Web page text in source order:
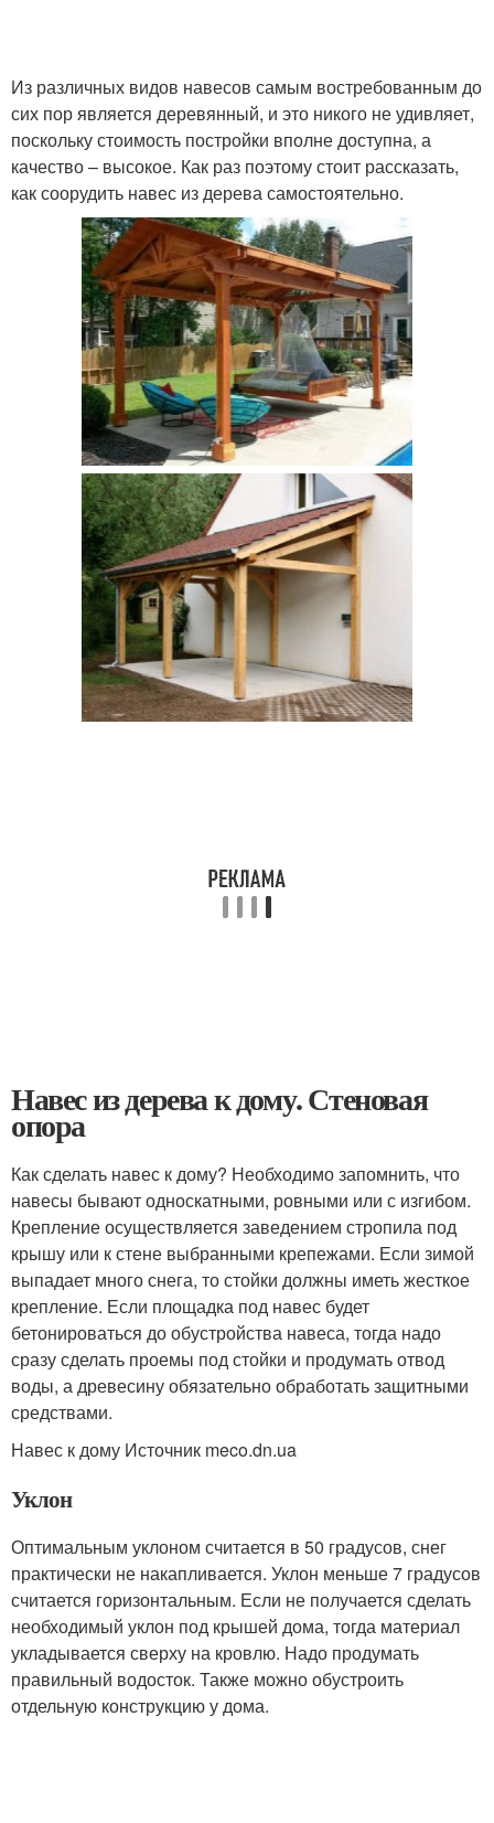
Из различных видов навесов самым востребованным до
сих пор является деревянный, и это никого не удивляет,
поскольку стоимость постройки вполне доступна, а
качество – высокое. Как раз поэтому стоит рассказать,
как соорудить навес из дерева самостоятельно.
Навес из дерева к дому. Стеновая
опора
Как сделать навес к дому? Необходимо запомнить, что
навесы бывают односкатными, ровными или с изгибом.
Крепление осуществляется заведением стропила под
крышу или к стене выбранными крепежами. Если зимой
выпадает много снега, то стойки должны иметь жесткое
крепление. Если площадка под навес будет
бетонироваться до обустройства навеса, тогда надо
сразу сделать проемы под стойки и продумать отвод
воды, а древесину обязательно обработать защитными
средствами.
Навес к дому Источник meco.dn.ua
Уклон
Оптимальным уклоном считается в 50 градусов, снег
практически не накапливается. Уклон меньше 7 градусов
считается горизонтальным. Если не получается сделать
необходимый уклон под крышей дома, тогда материал
укладывается сверху на кровлю. Надо продумать
правильный водосток. Также можно обустроить
отдельную конструкцию у дома.